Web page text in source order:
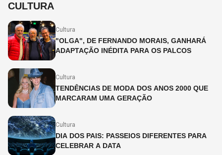
CULTURA
Cultura
"OLGA", DE FERNANDO MORAIS, GANHARÁ
ADAPTAÇÃO INÉDITA PARA OS PALCOS
Cultura
TENDÊNCIAS DE MODA DOS ANOS 2000 QUE
MARCARAM UMA GERAÇÃO
Cultura
DIA DOS PAIS: PASSEIOS DIFERENTES PARA
CELEBRAR A DATA